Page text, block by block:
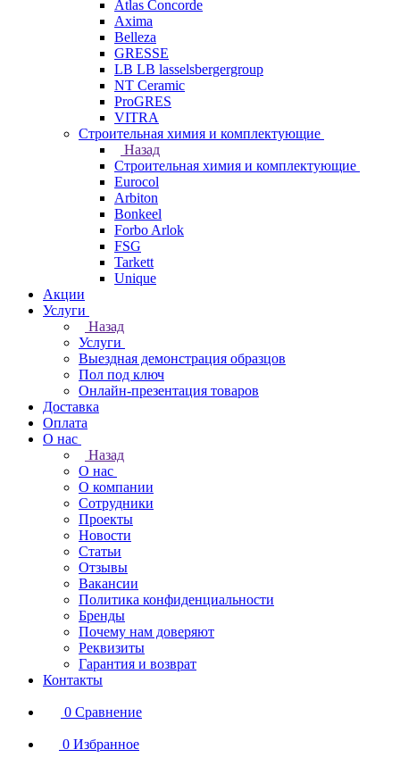
Atlas Concorde
Axima
Belleza
GRESSE
LB LB lasselsbergergroup
NT Ceramic
ProGRES
VITRA
Строительная химия и комплектующие
Назад
Строительная химия и комплектующие
Eurocol
Arbiton
Bonkeel
Forbo Arlok
FSG
Tarkett
Unique
Акции
Услуги
Назад
Услуги
Выездная демонстрация образцов
Пол под ключ
Онлайн-презентация товаров
Доставка
Оплата
О нас
Назад
О нас
О компании
Сотрудники
Проекты
Новости
Статьи
Отзывы
Вакансии
Политика конфиденциальности
Бренды
Почему нам доверяют
Реквизиты
Гарантия и возврат
Контакты
0 Сравнение
0 Избранное